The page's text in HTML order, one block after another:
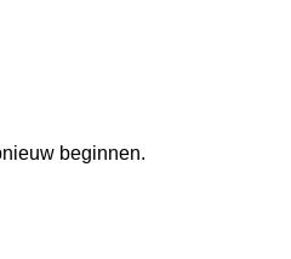
beginnen.